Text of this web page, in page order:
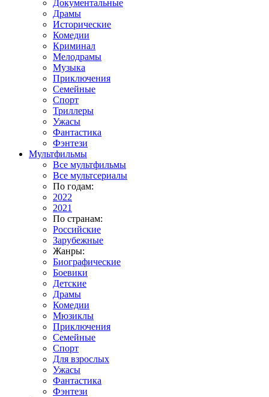
Документальные
Драмы
Исторические
Комедии
Криминал
Мелодрамы
Музыка
Приключения
Семейные
Спорт
Триллеры
Ужасы
Фантастика
Фэнтези
Мультфильмы
Все мультфильмы
Все мультсериалы
По годам:
2022
2021
По странам:
Российские
Зарубежные
Жанры:
Биографические
Боевики
Детские
Драмы
Комедии
Мюзиклы
Приключения
Семейные
Спорт
Для взрослых
Ужасы
Фантастика
Фэнтези